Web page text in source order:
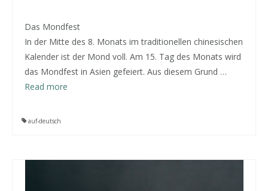
Das Mondfest
In der Mitte des 8. Monats im traditionellen chinesischen
Kalender ist der Mond voll. Am 15. Tag des Monats wird
das Mondfest in Asien gefeiert. Aus diesem Grund …
Read more
auf-deutsch